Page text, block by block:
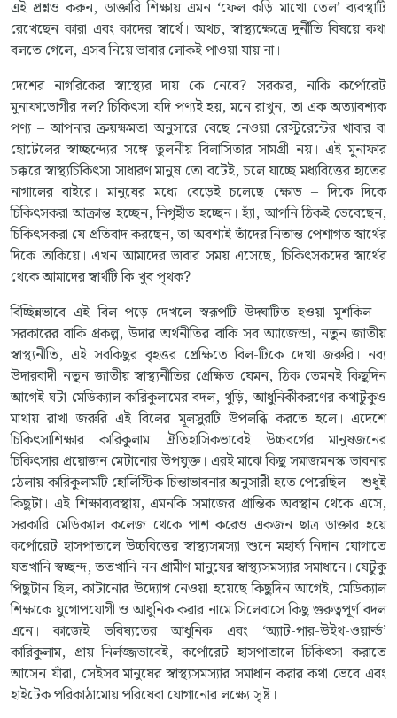
এই প্রশ্নও করুন, ডাক্তারি শিক্ষায় এমন ‘ফেল কড়ি মাখো তেল’ ব্যবস্থাটি
রেখেছেন কারা এবং কাদের স্বার্থে। অথচ, স্বাস্থ্যক্ষেত্রে দুর্নীতি বিষয়ে কথা
বলতে গেলে, এসব নিয়ে ভাবার লোকই পাওয়া যায় না।
দেশের নাগরিকের স্বাস্থ্যের দায় কে নেবে? সরকার, নাকি কর্পোরেট
মুনাফাভোগীর দল? চিকিৎসা যদি পণ্যই হয়, মনে রাখুন, তা এক অত্যাবশ্যক
পণ্য – আপনার ক্রয়ক্ষমতা অনুসারে বেছে নেওয়া রেস্টুরেন্টের খাবার বা
হোটেলের স্বাচ্ছন্দ্যের সঙ্গে তুলনীয় বিলাসিতার সামগ্রী নয়। এই মুনাফার
চক্করে স্বাস্থ্যচিকিৎসা সাধারণ মানুষ তো বটেই, চলে যাচ্ছে মধ্যবিত্তের হাতের
নাগালের বাইরে। মানুষের মধ্যে বেড়েই চলেছে ক্ষোভ – দিকে দিকে
চিকিৎসকরা আক্রান্ত হচ্ছেন, নিগৃহীত হচ্ছেন। হ্যাঁ, আপনি ঠিকই ভেবেছেন,
চিকিৎসকরা যে প্রতিবাদ করছেন, তা অবশ্যই তাঁদের নিতান্ত পেশাগত স্বার্থের
দিকে তাকিয়ে। এখন আমাদের ভাবার সময় এসেছে, চিকিৎসকদের স্বার্থের
থেকে আমাদের স্বার্থটি কি খুব পৃথক?
বিচ্ছিন্নভাবে এই বিল পড়ে দেখলে স্বরূপটি উদ্ঘাটিত হওয়া মুশকিল –
সরকারের বাকি প্রকল্প, উদার অর্থনীতির বাকি সব অ্যাজেন্ডা, নতুন জাতীয়
স্বাস্থ্যনীতি, এই সবকিছুর বৃহত্তর প্রেক্ষিতে বিল-টিকে দেখা জরুরি। নব্য
উদারবাদী নতুন জাতীয় স্বাস্থ্যনীতির প্রেক্ষিত যেমন, ঠিক তেমনই কিছুদিন
আগেই ঘটা মেডিক্যাল কারিকুলামের বদল, থুড়ি, আধুনিকীকরণের কথাটুকুও
মাথায় রাখা জরুরি এই বিলের মূলসুরটি উপলব্ধি করতে হলে। এদেশে
চিকিৎসাশিক্ষার কারিকুলাম ঐতিহাসিকভাবেই উচ্চবর্গের মানুষজনের
চিকিৎসার প্রয়োজন মেটানোর উপযুক্ত। এরই মাঝে কিছু সমাজমনস্ক ভাবনার
ঠেলায় কারিকুলামটি হোলিস্টিক চিন্তাভাবনার অনুসারী হতে পেরেছিল – শুধুই
কিছুটা। এই শিক্ষাব্যবস্থায়, এমনকি সমাজের প্রান্তিক অবস্থান থেকে এসে,
সরকারি মেডিক্যাল কলেজ থেকে পাশ করেও একজন ছাত্র ডাক্তার হয়ে
কর্পোরেট হাসপাতালে উচ্চবিত্তের স্বাস্থ্যসমস্যা শুনে মহার্ঘ্য নিদান যোগাতে
যতখানি স্বচ্ছন্দ, ততখানি নন গ্রামীণ মানুষের স্বাস্থ্যসমস্যার সমাধানে। যেটুকু
পিছুটান ছিল, কাটানোর উদ্যোগ নেওয়া হয়েছে কিছুদিন আগেই, মেডিক্যাল
শিক্ষাকে যুগোপযোগী ও আধুনিক করার নামে সিলেবাসে কিছু গুরুত্বপূর্ণ বদল
এনে। কাজেই ভবিষ্যতের আধুনিক এবং ‘অ্যাট-পার-উইথ-ওয়ার্ল্ড’
কারিকুলাম, প্রায় নির্লজ্জভাবেই, কর্পোরেট হাসপাতালে চিকিৎসা করাতে
আসেন যাঁরা, সেইসব মানুষের স্বাস্থ্যসমস্যার সমাধান করার কথা ভেবে এবং
হাইটেক পরিকাঠামোয় পরিষেবা যোগানোর লক্ষ্যে সৃষ্ট।